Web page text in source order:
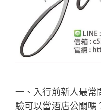
一、入行前新人最常
驗可以當酒店公關嗎